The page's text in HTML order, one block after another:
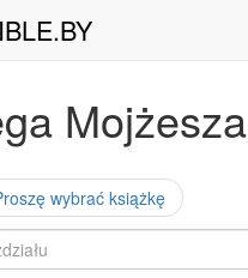
Mojżesza
wybrać książkę